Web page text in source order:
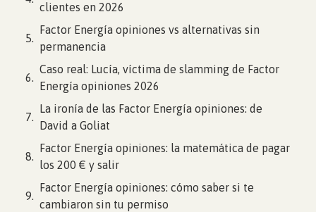
clientes en 2026
Factor Energía opiniones vs alternativas sin
permanencia
Caso real: Lucía, víctima de slamming de Factor
Energía opiniones 2026
La ironía de las Factor Energía opiniones: de
David a Goliat
Factor Energía opiniones: la matemática de pagar
los 200 € y salir
Factor Energía opiniones: cómo saber si te
cambiaron sin tu permiso